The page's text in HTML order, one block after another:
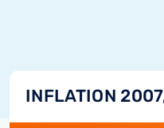
INFLATION